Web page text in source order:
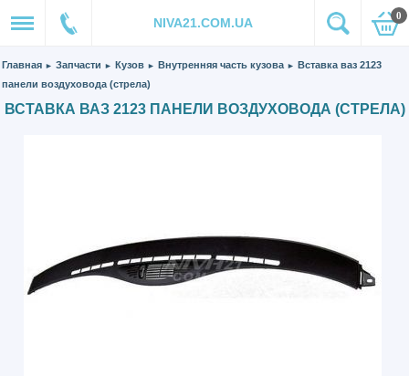
NIVA21.COM.UA 0
Главная ► Запчасти ► Кузов ► Внутренняя часть кузова ► Вставка ваз 2123
панели воздуховода (стрела)
ВСТАВКА ВАЗ 2123 ПАНЕЛИ ВОЗДУХОВОДА (СТРЕЛА)